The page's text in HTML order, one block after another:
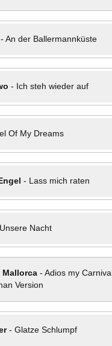
- An der Ballermannküste
- Ich steh wieder auf
Of My Dreams
- Lass mich raten
Unsere Nacht
Mallorca- Adios my Carnival
Version
- Glatze Schlumpf